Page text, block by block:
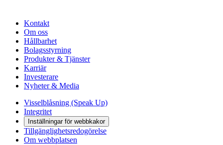
Kontakt
Om oss
Hållbarhet
Bolagsstyrning
Produkter & Tjänster
Karriär
Investerare
Nyheter & Media
Visselblåsning (Speak Up)
Integritet
Inställningar för webbkakor
Tillgänglighetsredogörelse
Om webbplatsen